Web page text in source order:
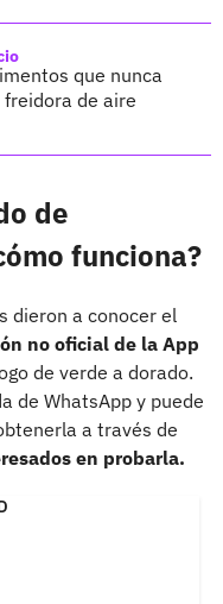
que nunca
de aire
de
funciona?
dieron a conocer el
no oficial de la App
de verde a dorado.
de WhatsApp y puede
a través de
en probarla.